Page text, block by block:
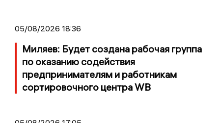
05/08/2026 18:36
Миляев: Будет создана рабочая группа
по оказанию содействия
предпринимателям и работникам
сортировочного центра WB